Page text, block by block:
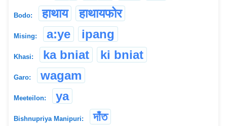
Bodo: हाथाय हाथायफोर
Mising: a:ye ipang
Khasi: ka bniat ki bniat
Garo: wagam
Meeteilon: ya
Bishnupriya Manipuri: দাঁত